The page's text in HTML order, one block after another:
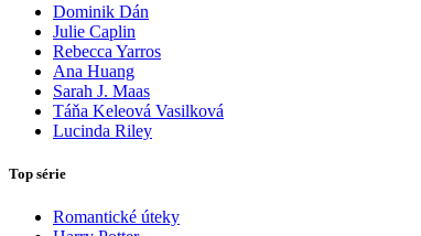
Dominik Dán
Julie Caplin
Rebecca Yarros
Ana Huang
Sarah J. Maas
Táňa Keleová Vasilková
Lucinda Riley
Top série
Romantické úteky